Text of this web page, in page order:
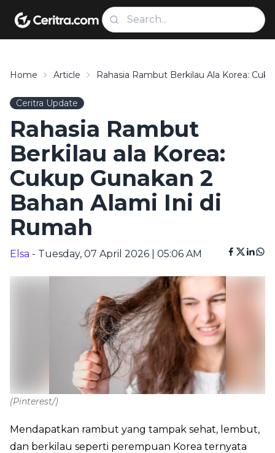
Home Article Rahasia Rambut Berkilau Ala Korea:
Ceritra Update
Rahasia Rambut
Berkilau ala Korea:
Cukup Gunakan 2
Bahan Alami Ini di
Rumah
Elsa - Tuesday, 07 April 2026 | 05:06 AM
(Pinterest/)
Mendapatkan rambut yang tampak sehat, lembut,
dan berkilau seperti perempuan Korea ternyata